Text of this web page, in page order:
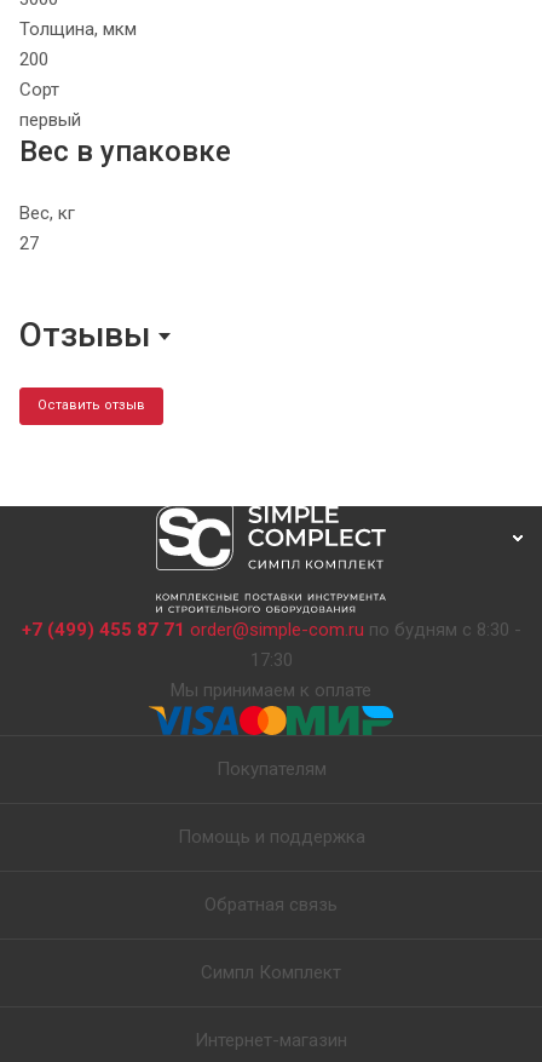
Толщина, мкм
200
Сорт
первый
Вес в упаковке
Вес, кг
27
Отзывы
Оставить отзыв
+7 (499) 455 87 71 order@simple-com.ru по будням с 8:30 -
17:30
Мы принимаем к оплате
Покупателям
Помощь и поддержка
Обратная связь
Симпл Комплект
Интернет-магазин